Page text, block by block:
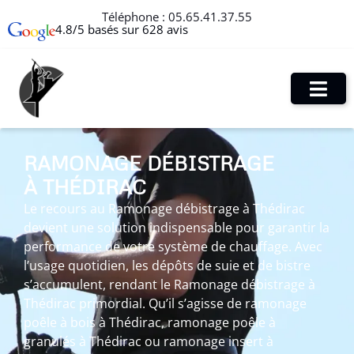
Téléphone : 05.65.41.37.55
4.8/5 basés sur 628 avis
RAMONAGE DÉBISTRAGE
À THÉDIRAC
Le recours au Ramonage débistrage à Thédirac
devient une solution indispensable pour garantir la
performance de votre système de chauffage. Avec
l’usage quotidien, les dépôts de suie et de bistre
s’accumulent, rendant le Ramonage débistrage à
Thédirac primordial. Qu’il s’agisse de ramonage
poêle à bois à Thédirac, ramonage poêle à
granulés à Thédirac ou ramonage insert à